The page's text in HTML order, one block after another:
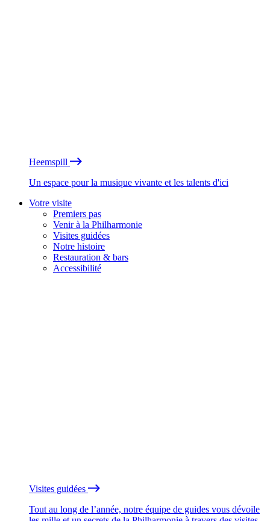
Heemspill
Un espace pour la musique vivante et les talents d'ici
Votre visite
Premiers pas
Venir à la Philharmonie
Visites guidées
Notre histoire
Restauration & bars
Accessibilité
Visites guidées
Tout au long de l’année, notre équipe de guides vous dévoile